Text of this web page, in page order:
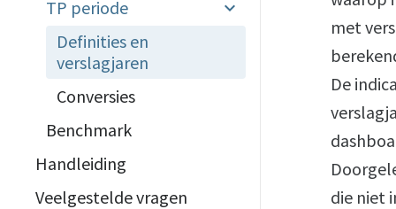
TP periode
Definities en
verslagjaren
Conversies
Benchmark
Handleiding
Veelgestelde vragen
met
De
die niet